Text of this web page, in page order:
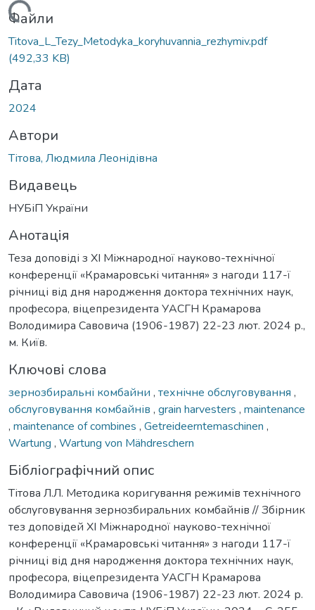
Файли
Titova_L_Tezy_Metodyka_koryhuvannia_rezhymiv.pdf
(492,33 KB)
Дата
2024
Автори
Тітова, Людмила Леонідівна
Видавець
НУБіП України
Анотація
Теза доповіді з ХІ Міжнародної науково-технічної
конференції «Крамаровські читання» з нагоди 117-ї
річниці від дня народження доктора технічних наук,
професора, віцепрезидента УАСГН Крамарова
Володимира Савовича (1906-1987) 22-23 лют. 2024 р.,
м. Київ.
Ключові слова
зернозбиральні комбайни , технічне обслуговування ,
обслуговування комбайнів , grain harvesters , maintenance
, maintenance of combines , Getreideerntemaschinen ,
Wartung , Wartung von Mähdreschern
Бібліографічний опис
Тітова Л.Л. Методика коригування режимів технічного
обслуговування зернозбиральних комбайнів // Збірник
тез доповідей ХI Міжнародної науково-технічної
конференції «Крамаровські читання» з нагоди 117-ї
річниці від дня народження доктора технічних наук,
професора, віцепрезидента УАСГН Крамарова
Володимира Савовича (1906-1987) 22-23 лют. 2024 р.